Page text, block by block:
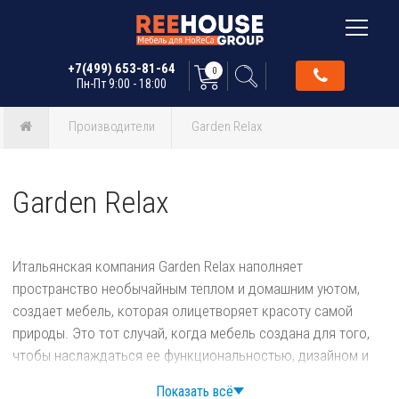
+7(499) 653-81-64
Пн-Пт 9:00 - 18:00
0
Производители Garden Relax
Garden Relax
Итальянская компания Garden Relax наполняет
пространство необычайным теплом и домашним уютом,
создает мебель, которая олицетворяет красоту самой
природы. Это тот случай, когда мебель создана для того,
чтобы наслаждаться ее функциональностью, дизайном и
Показать всё